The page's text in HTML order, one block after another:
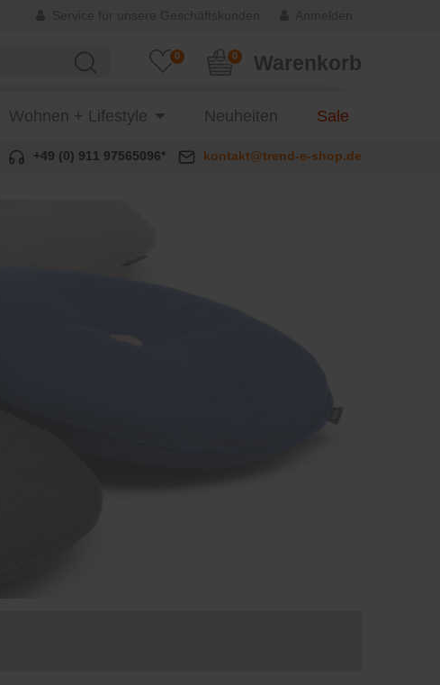
0 Warenkorb
0
Wohnen + Lifestyle Neuheiten Sale
+49 (0) 911 97565096* kontakt@trend-e-shop.de